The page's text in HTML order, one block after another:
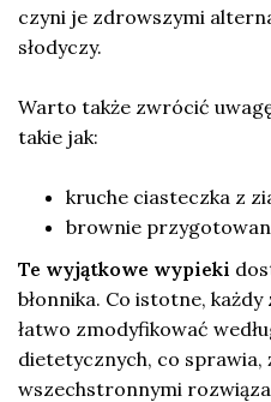
czyni je zdrowszymi
słodyczy.
Warto także zwrócić
takie jak:
kruche ciasteczka z
brownie
Te wyjątkowe wypieki
błonnika. Co istotne,
łatwo zmodyfikować
dietetycznych, co sprawia,
wszechstronnymi